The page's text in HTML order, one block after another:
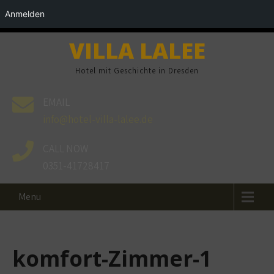
Anmelden
VILLA LALEE
Hotel mit Geschichte in Dresden
Menu
komfort-Zimmer-1